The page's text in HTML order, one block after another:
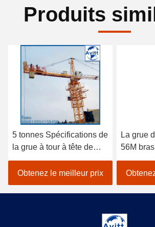
Produits
5 tonnes Spécifications de
la grue à tour à tête de
chat pour les projets de
construction civile
Obtenez le meilleur prix
La grue
56M